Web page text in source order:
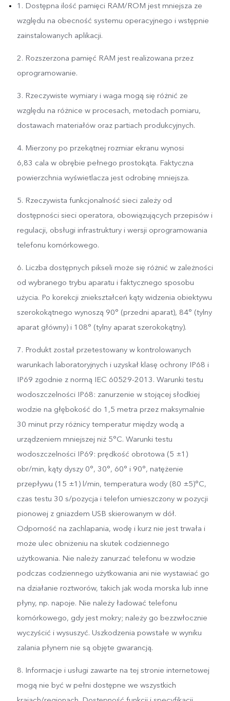
1. Dostępna ilość pamięci RAM/ROM jest mniejsza ze
względu na obecność systemu operacyjnego i wstępnie
zainstalowanych aplikacji.
2. Rozszerzona pamięć RAM jest realizowana przez
oprogramowanie.
3. Rzeczywiste wymiary i waga mogą się różnić ze
względu na różnice w procesach, metodach pomiaru,
dostawach materiałów oraz partiach produkcyjnych.
4. Mierzony po przekątnej rozmiar ekranu wynosi
6,83 cala w obrębie pełnego prostokąta. Faktyczna
powierzchnia wyświetlacza jest odrobinę mniejsza.
5. Rzeczywista funkcjonalność sieci zależy od
dostępności sieci operatora, obowiązujących przepisów i
regulacji, obsługi infrastruktury i wersji oprogramowania
telefonu komórkowego.
6. Liczba dostępnych pikseli może się różnić w zależności
od wybranego trybu aparatu i faktycznego sposobu
użycia. Po korekcji zniekształceń kąty widzenia obiektywu
szerokokątnego wynoszą 90° (przedni aparat), 84° (tylny
aparat główny) i 108° (tylny aparat szerokokątny).
7. Produkt został przetestowany w kontrolowanych
warunkach laboratoryjnych i uzyskał klasę ochrony IP68 i
IP69 zgodnie z normą IEC 60529-2013. Warunki testu
wodoszczelności IP68: zanurzenie w stojącej słodkiej
wodzie na głębokość do 1,5 metra przez maksymalnie
30 minut przy różnicy temperatur między wodą a
urządzeniem mniejszej niż 5°C. Warunki testu
wodoszczelności IP69: prędkość obrotowa (5 ±1)
obr/min, kąty dyszy 0°, 30°, 60° i 90°, natężenie
przepływu (15 ±1) l/min, temperatura wody (80 ±5)°C,
czas testu 30 s/pozycja i telefon umieszczony w pozycji
pionowej z gniazdem USB skierowanym w dół.
Odporność na zachlapania, wodę i kurz nie jest trwała i
może ulec obniżeniu na skutek codziennego
użytkowania. Nie należy zanurzać telefonu w wodzie
podczas codziennego użytkowania ani nie wystawiać go
na działanie roztworów, takich jak woda morska lub inne
płyny, np. napoje. Nie należy ładować telefonu
komórkowego, gdy jest mokry; należy go bezzwłocznie
wyczyścić i wysuszyć. Uszkodzenia powstałe w wyniku
zalania płynem nie są objęte gwarancją.
8. Informacje i usługi zawarte na tej stronie internetowej
mogą nie być w pełni dostępne we wszystkich